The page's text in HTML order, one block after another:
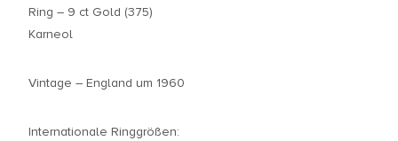
Ring – 9 ct Gold (375)
Karneol
Vintage – England um 1960
Internationale Ringgrößen: